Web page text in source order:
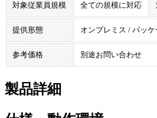
対象従業員規模 全ての規模に対応
提供形態 オンプレミス / パッケ
参考価格 別途お問い合わせ
製品詳細